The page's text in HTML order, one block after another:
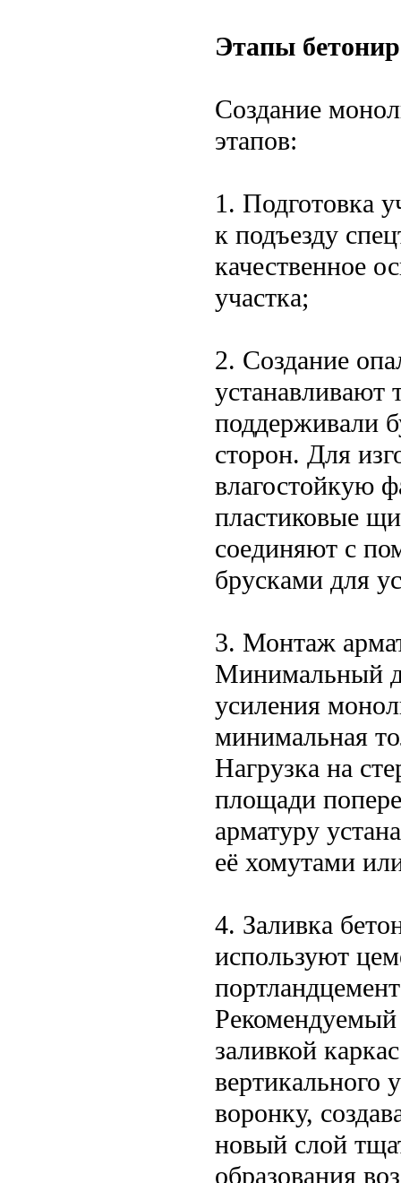
Этапы
Создание
этапов:
1. Подготовка
к подъезду
качественное
участка;
2. Создание
устанавливают
поддерживали
сторон. Для
влагостойкую
пластиковые
соединяют с
брусками для
3. Монтаж
Минимальный
усиления
минимальная
Нагрузка на
площади
арматуру
её хомутами
4. Заливка
используют
заливкой
вертикального
воронку,
новый слой
образования